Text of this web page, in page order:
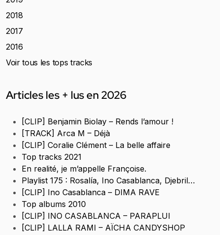
2018
2017
2016
Voir tous les tops tracks
Articles les + lus en 2026
[CLIP] Benjamin Biolay – Rends l’amour !
[TRACK] Arca M – Déjà
[CLIP] Coralie Clément – La belle affaire
Top tracks 2021
En realité, je m’appelle Françoise.
Playlist 175 : Rosalía, Ino Casablanca, Djebril…
[CLIP] Ino Casablanca – DIMA RAVE
Top albums 2010
[CLIP] INO CASABLANCA – PARAPLUI
[CLIP] LALLA RAMI – AÏCHA CANDYSHOP